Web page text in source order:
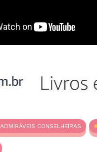
ADMIRÁVEIS CONSELHEIRAS